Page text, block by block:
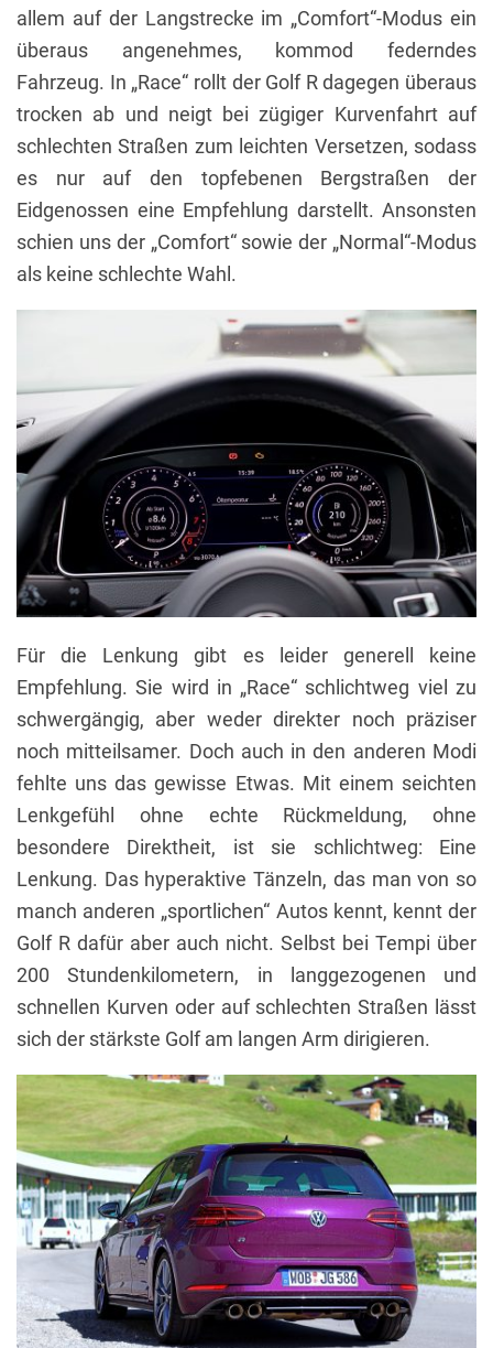
allem auf der Langstrecke im „Comfort“-Modus ein
überaus angenehmes, kommod federndes
Fahrzeug. In „Race“ rollt der Golf R dagegen überaus
trocken ab und neigt bei zügiger Kurvenfahrt auf
schlechten Straßen zum leichten Versetzen, sodass
es nur auf den topfebenen Bergstraßen der
Eidgenossen eine Empfehlung darstellt. Ansonsten
schien uns der „Comfort“ sowie der „Normal“-Modus
als keine schlechte Wahl.
Für die Lenkung gibt es leider generell keine
Empfehlung. Sie wird in „Race“ schlichtweg viel zu
schwergängig, aber weder direkter noch präziser
noch mitteilsamer. Doch auch in den anderen Modi
fehlte uns das gewisse Etwas. Mit einem seichten
Lenkgefühl ohne echte Rückmeldung, ohne
besondere Direktheit, ist sie schlichtweg: Eine
Lenkung. Das hyperaktive Tänzeln, das man von so
manch anderen „sportlichen“ Autos kennt, kennt der
Golf R dafür aber auch nicht. Selbst bei Tempi über
200 Stundenkilometern, in langgezogenen und
schnellen Kurven oder auf schlechten Straßen lässt
sich der stärkste Golf am langen Arm dirigieren.